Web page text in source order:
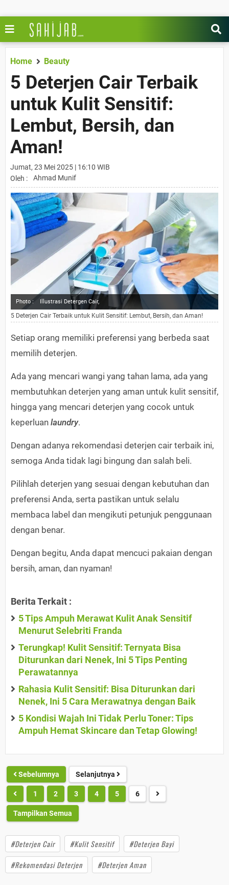
Home Beauty
5 Deterjen Cair Terbaik
untuk Kulit Sensitif:
Lembut, Bersih, dan
Aman!
Jumat, 23 Mei 2025 | 16:10 WIB
Oleh :
Ahmad Munif
Photo : Illustrasi Detergen Cair,
5 Deterjen Cair Terbaik untuk Kulit Sensitif: Lembut, Bersih, dan Aman!
Setiap orang memiliki preferensi yang berbeda saat
memilih deterjen.
Ada yang mencari wangi yang tahan lama, ada yang
membutuhkan deterjen yang aman untuk kulit sensitif,
hingga yang mencari deterjen yang cocok untuk
keperluan laundry.
Dengan adanya rekomendasi deterjen cair terbaik ini,
semoga Anda tidak lagi bingung dan salah beli.
Pilihlah deterjen yang sesuai dengan kebutuhan dan
preferensi Anda, serta pastikan untuk selalu
membaca label dan mengikuti petunjuk penggunaan
dengan benar.
Dengan begitu, Anda dapat mencuci pakaian dengan
bersih, aman, dan nyaman!
Berita Terkait :
5 Tips Ampuh Merawat Kulit Anak Sensitif
Menurut Selebriti Franda
Terungkap! Kulit Sensitif: Ternyata Bisa
Diturunkan dari Nenek, Ini 5 Tips Penting
Perawatannya
Rahasia Kulit Sensitif: Bisa Diturunkan dari
Nenek, Ini 5 Cara Merawatnya dengan Baik
5 Kondisi Wajah Ini Tidak Perlu Toner: Tips
Ampuh Hemat Skincare dan Tetap Glowing!
Sebelumnya Selanjutnya
1 2 3 4 5 6
Tampilkan Semua
#Deterjen Cair #Kulit Sensitif
#Deterjen Bayi
#Rekomendasi Deterjen
#Deterjen Aman